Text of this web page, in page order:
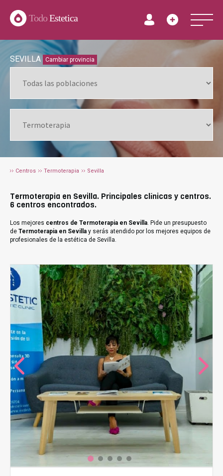
TodoEstetica
SEVILLA Cambiar provincia
Centros Termoterapia Sevilla
Termoterapia en Sevilla. Principales clínicas y centros.
6 centros encontrados.
Los mejores centros de Termoterapia en Sevilla. Pide un presupuesto
de Termoterapia en Sevilla y serás atendido por los mejores equipos de
profesionales de la estética de Sevilla.